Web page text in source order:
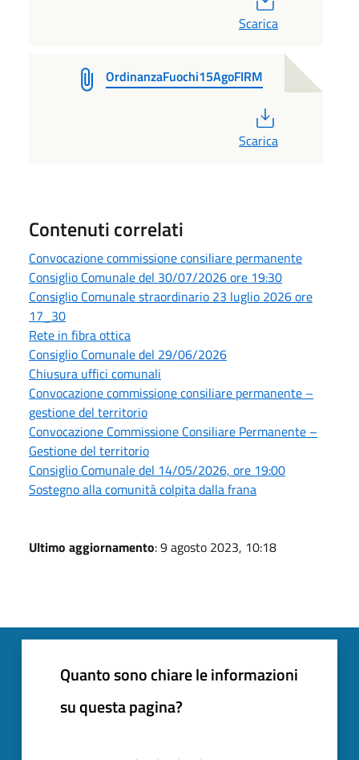
Scarica
OrdinanzaFuochi15AgoFIRM
Scarica
Contenuti correlati
Convocazione commissione consiliare permanente
Consiglio Comunale del 30/07/2026 ore 19:30
Consiglio Comunale straordinario 23 luglio 2026 ore
17_30
Rete in fibra ottica
Consiglio Comunale del 29/06/2026
Chiusura uffici comunali
Convocazione commissione consiliare permanente –
gestione del territorio
Convocazione Commissione Consiliare Permanente –
Gestione del territorio
Consiglio Comunale del 14/05/2026, ore 19:00
Sostegno alla comunità colpita dalla frana
Ultimo aggiornamento: 9 agosto 2023, 10:18
Quanto sono chiare le informazioni
su questa pagina?